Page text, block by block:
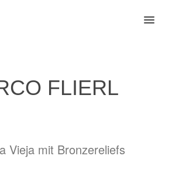
MENU
FLIERL
Vieja mit Bronzereliefs